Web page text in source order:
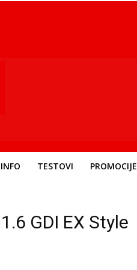
INFO TESTOVI PROMOCIJE
GDI EX Style